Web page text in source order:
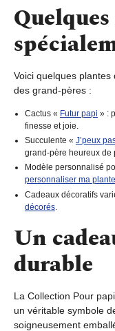
Voici quelques
des grand-pères :
Cactus « Futur papi »:
finesse et joie.
Succulente « J’peux
grand-père heureux de
Modèle personnalisé
personnaliser ma plante
Cadeaux décoratifs
décorés.
Un
durable
La Collection Pour
un véritable symbole
soigneusement